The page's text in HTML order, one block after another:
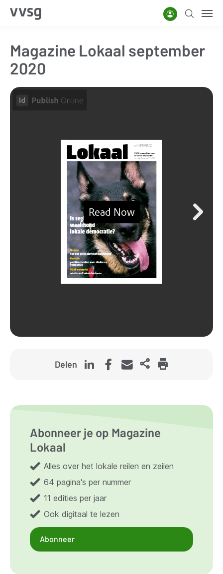
Overslaan
inhoud
gaan
AccountZoeken
Magazine Lokaal september
2020
Delen
Abonneer je op Magazine
Lokaal
Alles over het lokale reilen en zeilen
64 pagina's per nummer
11 edities per jaar
Ook digitaal te lezen
Abonneer